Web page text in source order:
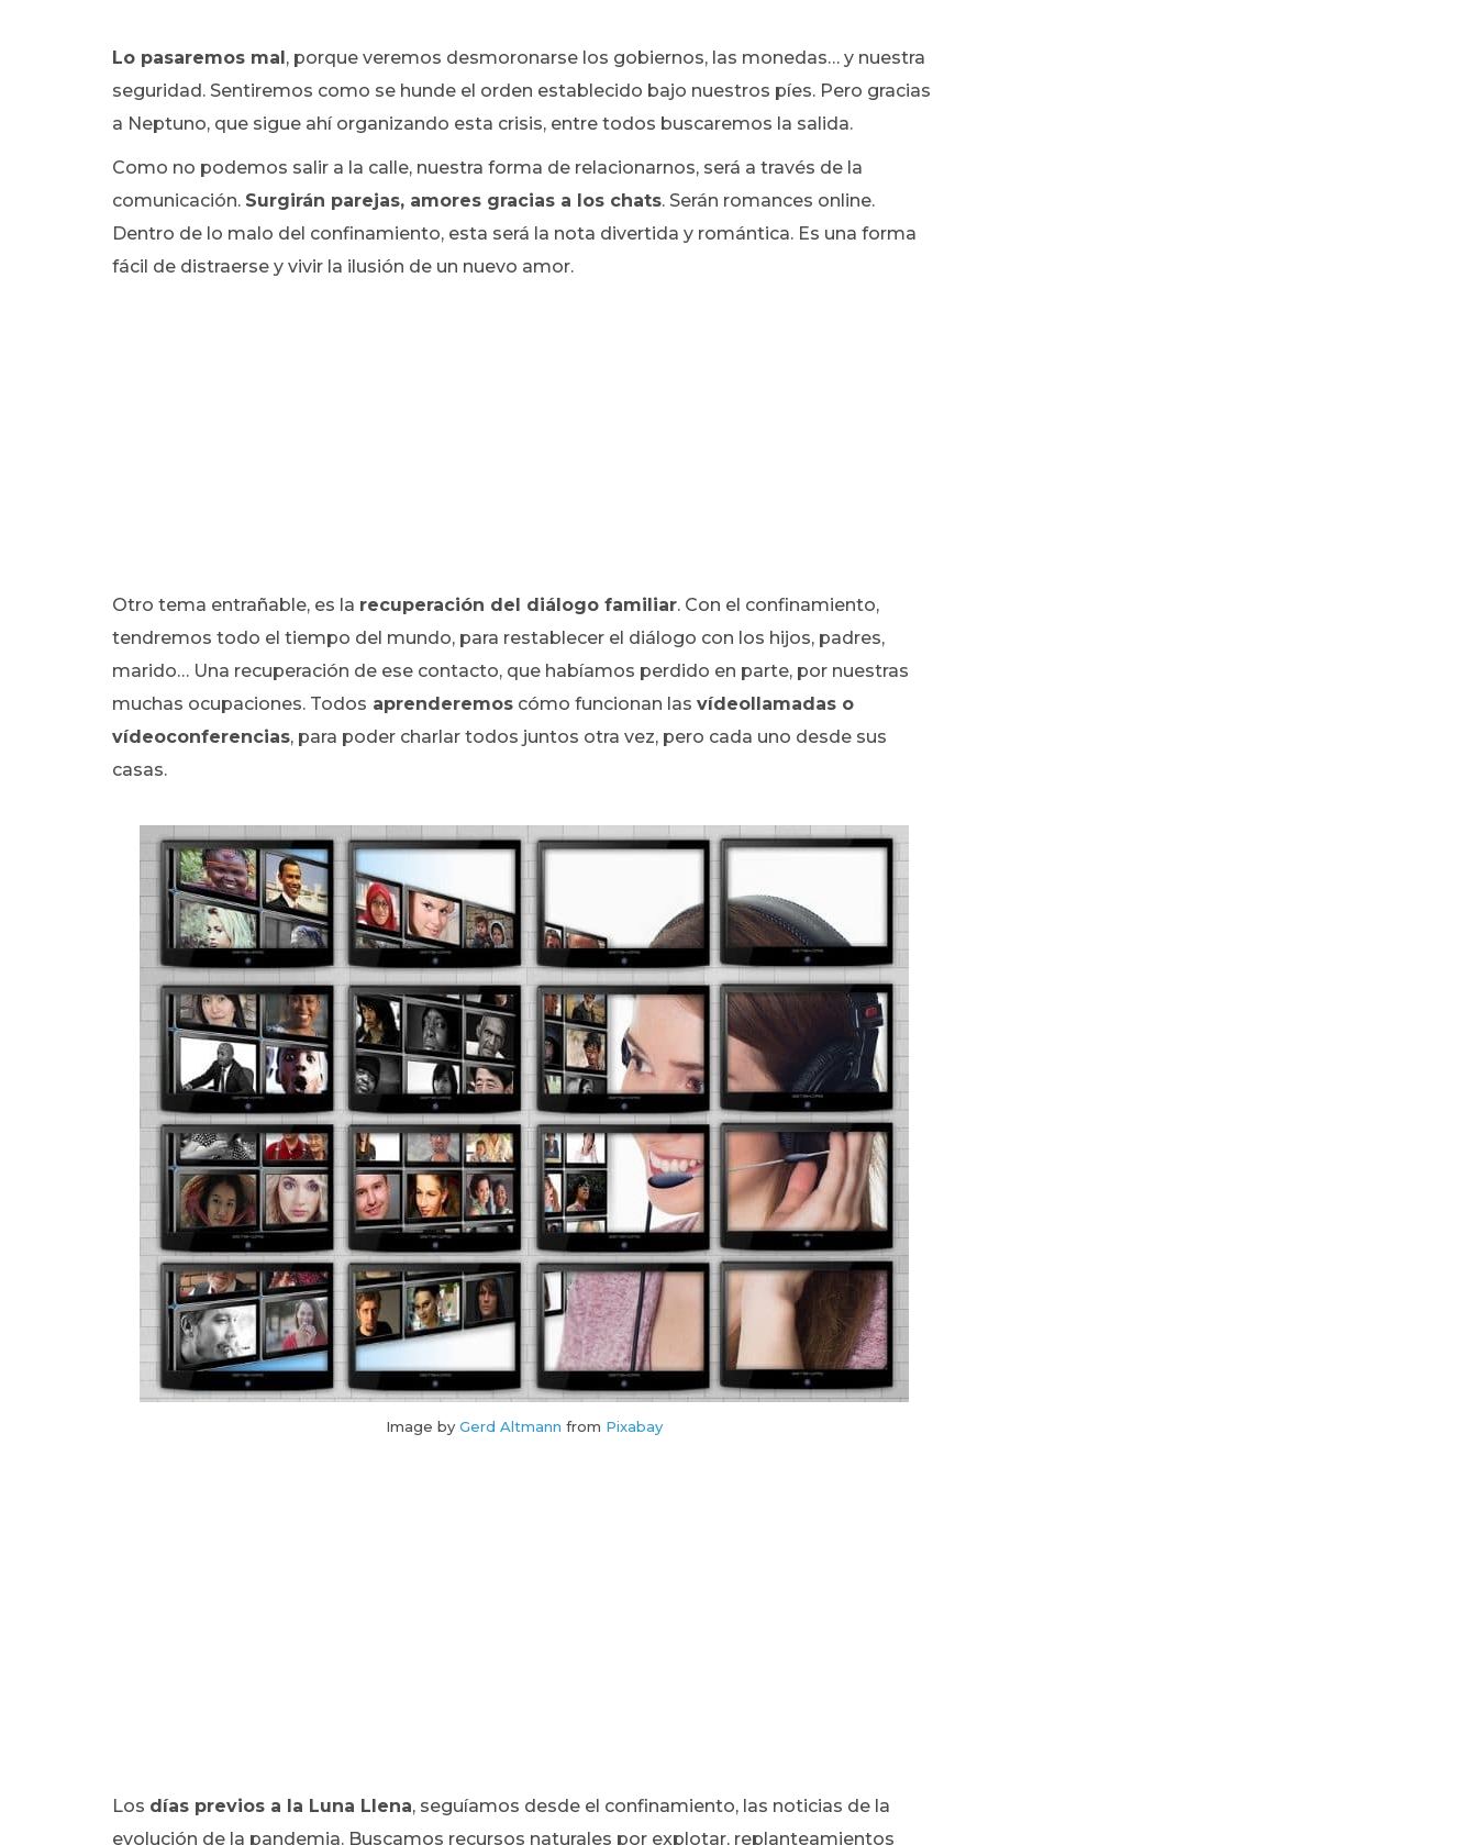
Lo pasaremos mal, porque veremos desmoronarse los gobiernos, las monedas… y nuestra
seguridad. Sentiremos como se hunde el orden establecido bajo nuestros píes. Pero gracias
a Neptuno, que sigue ahí organizando esta crisis, entre todos buscaremos la salida.
Como no podemos salir a la calle, nuestra forma de relacionarnos, será a través de la
comunicación. Surgirán parejas, amores gracias a los chats. Serán romances online.
Dentro de lo malo del confinamiento, esta será la nota divertida y romántica. Es una forma
fácil de distraerse y vivir la ilusión de un nuevo amor.
Otro tema entrañable, es la recuperación del diálogo familiar. Con el confinamiento,
tendremos todo el tiempo del mundo, para restablecer el diálogo con los hijos, padres,
marido… Una recuperación de ese contacto, que habíamos perdido en parte, por nuestras
muchas ocupaciones. Todos aprenderemos cómo funcionan las vídeollamadas o
vídeoconferencias, para poder charlar todos juntos otra vez, pero cada uno desde sus
casas.
Image by Gerd Altmann from Pixabay
Los días previos a la Luna Llena, seguíamos desde el confinamiento, las noticias de la
evolución de la pandemia. Buscamos recursos naturales por explotar, replanteamientos